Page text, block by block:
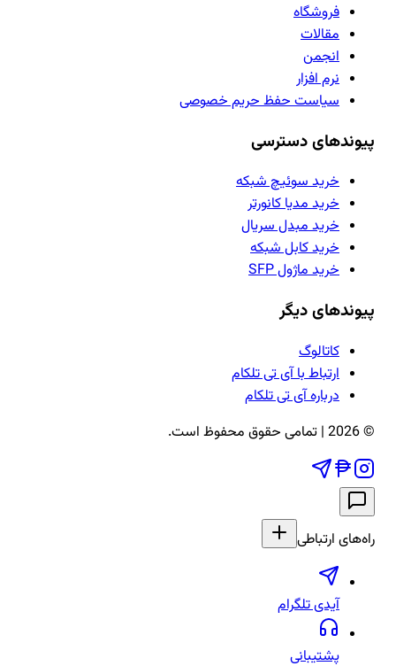
فروشگاه
مقالات
انجمن
نرم افزار
سیاست حفظ حریم خصوصی
پیوندهای دسترسی
خرید سوئیچ شبکه
خرید مدیا کانورتر
خرید مبدل سریال
خرید کابل شبکه
خرید ماژول SFP
پیوندهای دیگر
کاتالوگ
ارتباط با آی تی تلکام
درباره آی تی تلکام
©
2026 | تمامی حقوق محفوظ است.
راه‌های ارتباطی
آیدی تلگرام
پشتیبانی